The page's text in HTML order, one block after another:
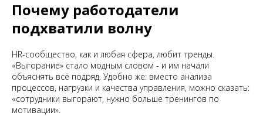
Почему работодатели
подхватили волну
HR-сообщество, как и любая сфера, любит тренды.
«Выгорание» стало модным словом - и им начали
объяснять всё подряд. Удобно же: вместо анализа
процессов, нагрузки и качества управления, можно сказать:
«сотрудники выгорают, нужно больше тренингов по
мотивации».